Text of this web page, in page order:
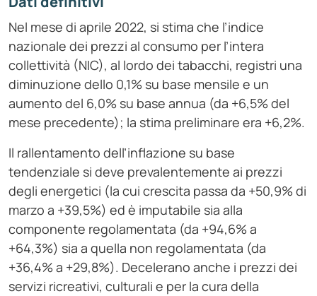
Nel mese di aprile 2022, si stima che l’indice
nazionale dei prezzi al consumo per l’intera
collettività (NIC), al lordo dei tabacchi, registri una
diminuzione dello 0,1% su base mensile e un
aumento del 6,0% su base annua (da +6,5% del
mese precedente); la stima preliminare era +6,2%.
Il rallentamento dell’inflazione su base
tendenziale si deve prevalentemente ai prezzi
degli energetici (la cui crescita passa da +50,9% di
marzo a +39,5%) ed è imputabile sia alla
componente regolamentata (da +94,6% a
+64,3%) sia a quella non regolamentata (da
+36,4% a +29,8%). Decelerano anche i prezzi dei
servizi ricreativi, culturali e per la cura della